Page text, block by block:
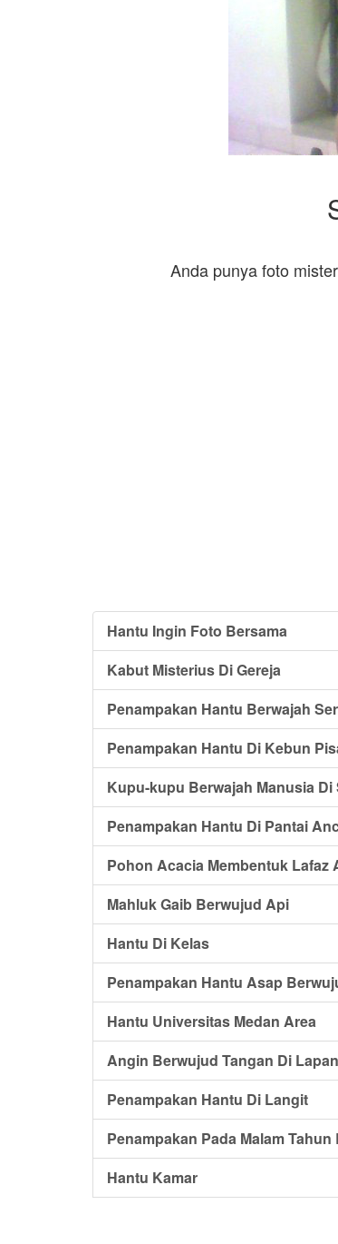
Anda punya foto
Hantu Ingin Foto Bersama
Kabut Misterius Di Gereja
Penampakan Hantu Berwajah
Penampakan Hantu Di Kebun
Kupu-kupu Berwajah Manusia Di
Penampakan Hantu Di Pantai
Pohon Acacia Membentuk Lafaz
Mahluk Gaib Berwujud Api
Hantu Di Kelas
Penampakan Hantu Asap
Hantu Universitas Medan Area
Angin Berwujud Tangan Di
Penampakan Hantu Di Langit
Penampakan Pada Malam
Hantu Kamar